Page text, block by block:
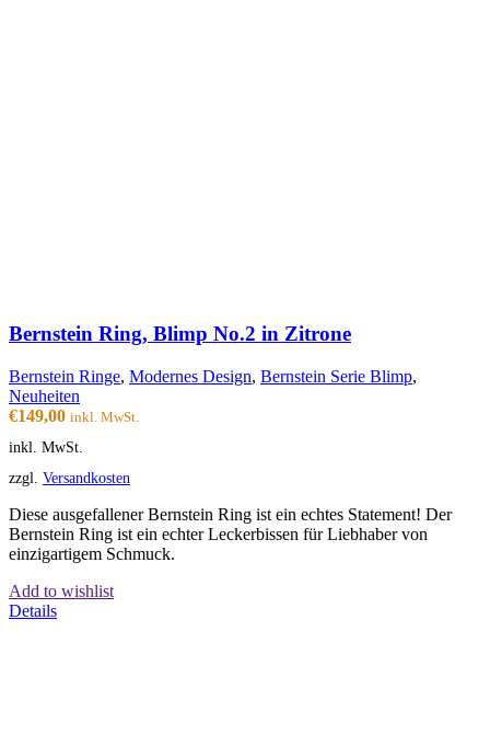
Bernstein Ring, Blimp No.2 in Zitrone
Bernstein Ringe, Modernes Design, Bernstein Serie Blimp,
Neuheiten
€149,00 inkl. MwSt.
inkl. MwSt.
zzgl. Versandkosten
Diese ausgefallener Bernstein Ring ist ein echtes Statement! Der
Bernstein Ring ist ein echter Leckerbissen für Liebhaber von
einzigartigem Schmuck.
Add to wishlist
Details